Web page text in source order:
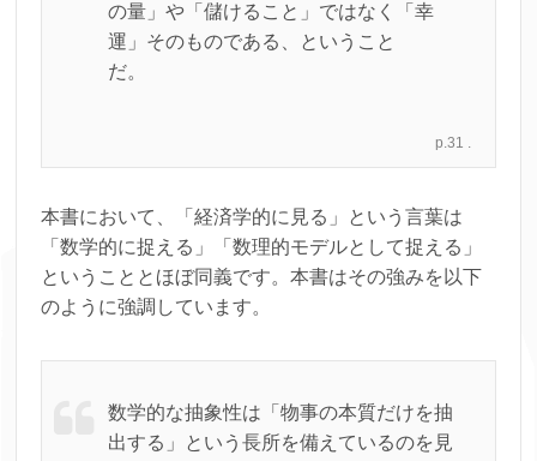
の量」や「儲けること」ではなく「幸
運」そのものである、ということ
だ。
p.31 .
本書において、「経済学的に見る」という言葉は
「数学的に捉える」「数理的モデルとして捉える」
ということとほぼ同義です。本書はその強みを以下
のように強調しています。
数学的な抽象性は「物事の本質だけを抽
出する」という長所を備えているのを見